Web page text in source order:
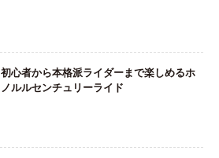
初心者から本格派ライダーまで楽しめるホ
ノルルセンチュリーライド